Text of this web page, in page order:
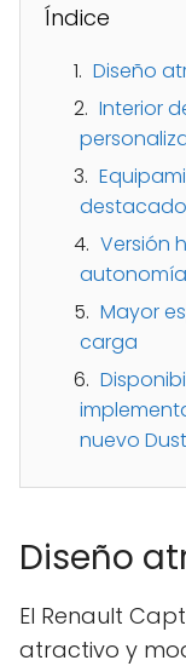
Índice
Diseño
Interior
Versión
Mayor
carga
nuevo
Diseño
El Renault
atractivo y